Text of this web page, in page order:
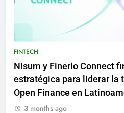
FINTECH
Nisum y Finerio Connect
estratégica para liderar la
Open Finance en
3 months ago